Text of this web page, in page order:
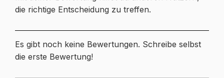
die richtige Entscheidung zu treffen.
Es gibt noch keine Bewertungen. Schreibe selbst
die erste Bewertung!